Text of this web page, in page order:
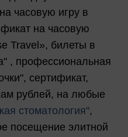
часовую игру в
на часовую
Travel», билеты в
, профессиональная
сертификат,
рублей, на любые
стоматология",
посещение элитной